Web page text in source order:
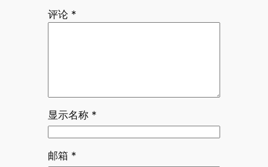
评论 *
显示名称 *
邮箱 *